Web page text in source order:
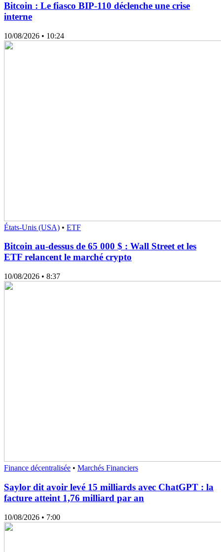
Bitcoin : Le fiasco BIP-110 déclenche une crise
interne
10/08/2026 • 10:24
États-Unis (USA) • ETF
Bitcoin au-dessus de 65 000 $ : Wall Street et les
ETF relancent le marché crypto
10/08/2026 • 8:37
Finance décentralisée • Marchés Financiers
Saylor dit avoir levé 15 milliards avec ChatGPT : la
facture atteint 1,76 milliard par an
10/08/2026 • 7:00